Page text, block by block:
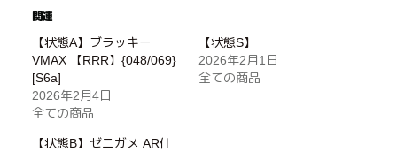
関連
【状態A】ブラッキー
VMAX 【RRR】{048/069}
[S6a]
2026年2月4日
全ての商品
【状態S】
2026年2月1日
全ての商品
【状態B】ゼニガメ AR仕